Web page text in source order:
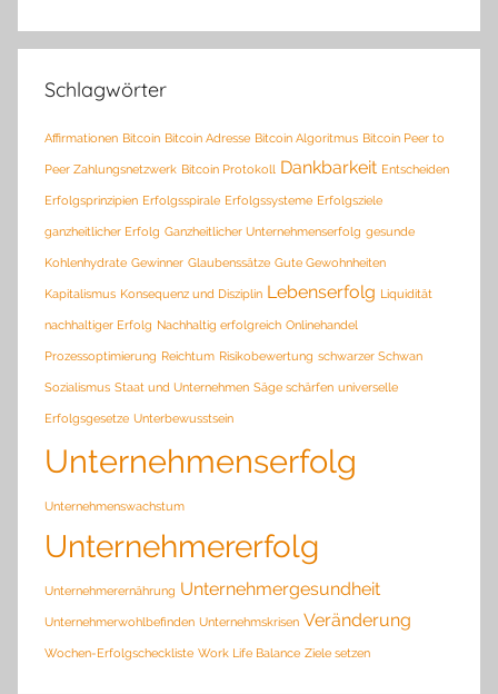
Schlagwörter
Affirmationen Bitcoin Bitcoin Adresse Bitcoin Algoritmus Bitcoin Peer to
Peer Zahlungsnetzwerk Bitcoin Protokoll Dankbarkeit Entscheiden
Erfolgsprinzipien Erfolgsspirale Erfolgssysteme Erfolgsziele
ganzheitlicher Erfolg Ganzheitlicher Unternehmenserfolg gesunde
Kohlenhydrate Gewinner Glaubenssätze Gute Gewohnheiten
Kapitalismus Konsequenz und Disziplin Lebenserfolg Liquidität
nachhaltiger Erfolg Nachhaltig erfolgreich Onlinehandel
Prozessoptimierung Reichtum Risikobewertung schwarzer Schwan
Sozialismus Staat und Unternehmen Säge schärfen universelle
Erfolgsgesetze Unterbewusstsein
Unternehmenserfolg
Unternehmenswachstum
Unternehmererfolg
Unternehmerernährung Unternehmergesundheit
Unternehmerwohlbefinden Unternehmskrisen Veränderung
Wochen-Erfolgscheckliste Work Life Balance Ziele setzen